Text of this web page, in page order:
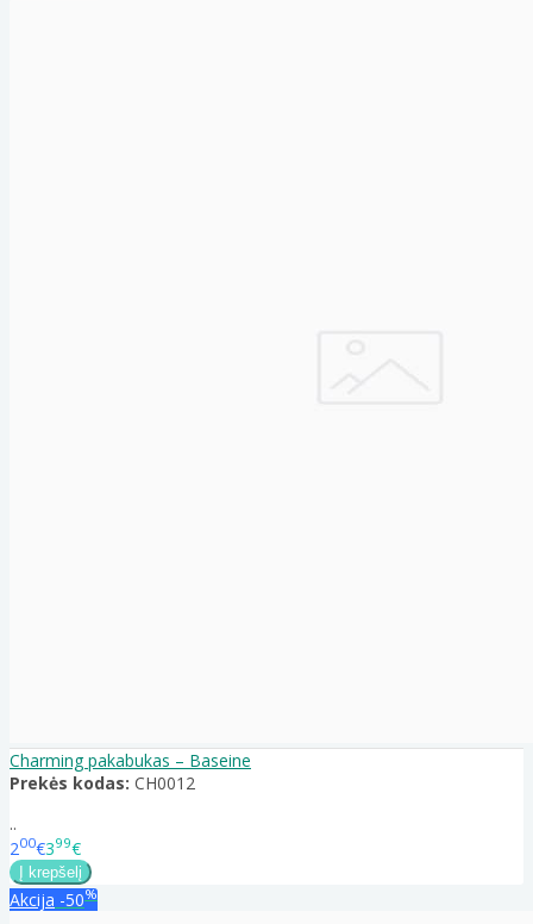
Charming pakabukas – Baseine
Prekės kodas: CH0012
..
200€399€
Akcija -50%